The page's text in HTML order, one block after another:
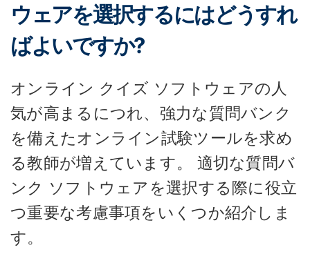
ウェアを選択するにはどうすれ
ばよいですか?
オンライン クイズ ソフトウェアの人
気が高まるにつれ、強力な質問バンク
を備えたオンライン試験ツールを求め
る教師が増えています。 適切な質問バ
ンク ソフトウェアを選択する際に役立
つ重要な考慮事項をいくつか紹介しま
す。